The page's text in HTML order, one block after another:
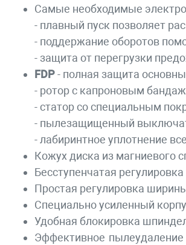
Самые необходимые
- плавный пуск позволяет
- поддержание оборотов
- защита от перегрузки
FDP- полная защита
- ротор с капроновым
- статор со специальным
- пылезащищенный
- лабиринтное уплотнение
Кожух диска из магниевого
Бесступенчатая
Простая регулировка
Специально усиленный
Удобная блокировка
Эффективное